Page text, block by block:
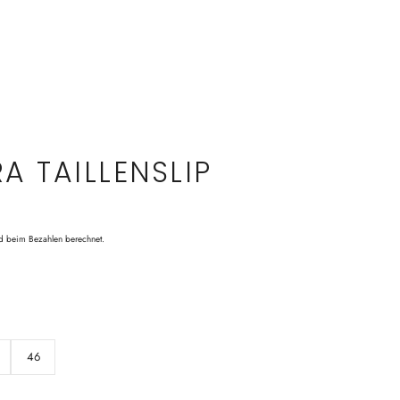
TAILLENSLIP
beim Bezahlen berechnet.
46